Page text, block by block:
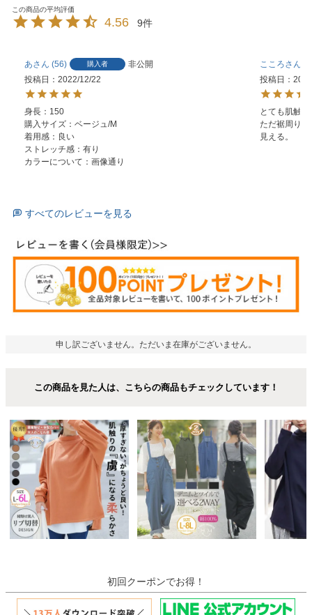
4.56 9
あ 56 購入者
非公開
投稿日
2022/12/22
身長：150
購入サイズ：ベージュ/M
着用感：良い
ストレッチ感：有り
カラーについて：画像通り
こころ
投稿日
とても肌触
ただ裾周り
すべてのレビューを見る
申し訳ございません。ただいま在庫がございません。
この商品を見た人は、こちらの商品もチェックしています！
初回クーポンでお得！